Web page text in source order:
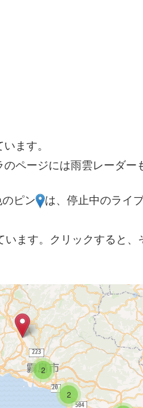
ます。
ページには雨雲レーダー
ピン
は、停止中のライ
ます。クリックすると、
2
2